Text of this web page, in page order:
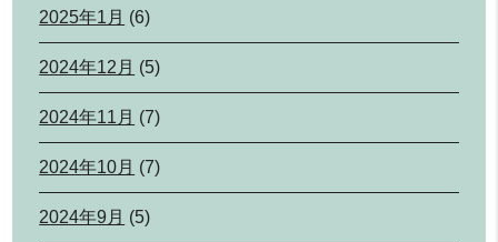
2025年1月 (6)
2024年12月 (5)
2024年11月 (7)
2024年10月 (7)
2024年9月 (5)